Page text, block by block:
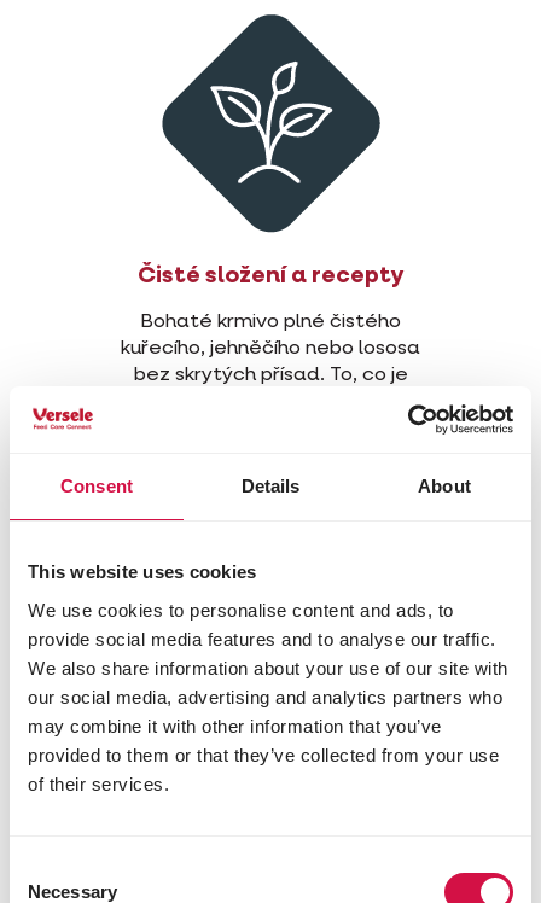
Consent Details About
This website uses cookies
We use cookies to personalise content and ads, to
provide social media features and to analyse our traffic.
We also share information about your use of our site with
our social media, advertising and analytics partners who
may combine it with other information that you’ve
provided to them or that they’ve collected from your use
of their services.
Selection
Necessary
Čisté složení a recepty
Bohaté krmivo plné čistého
kuřecího, jehněčího nebo lososa
bez skrytých přísad. To, co je
uvedeno na etiketě, je skutečně
obsaženo v granulích. Na chutné
můžete spolehnout!
Připraveno s láskou, od